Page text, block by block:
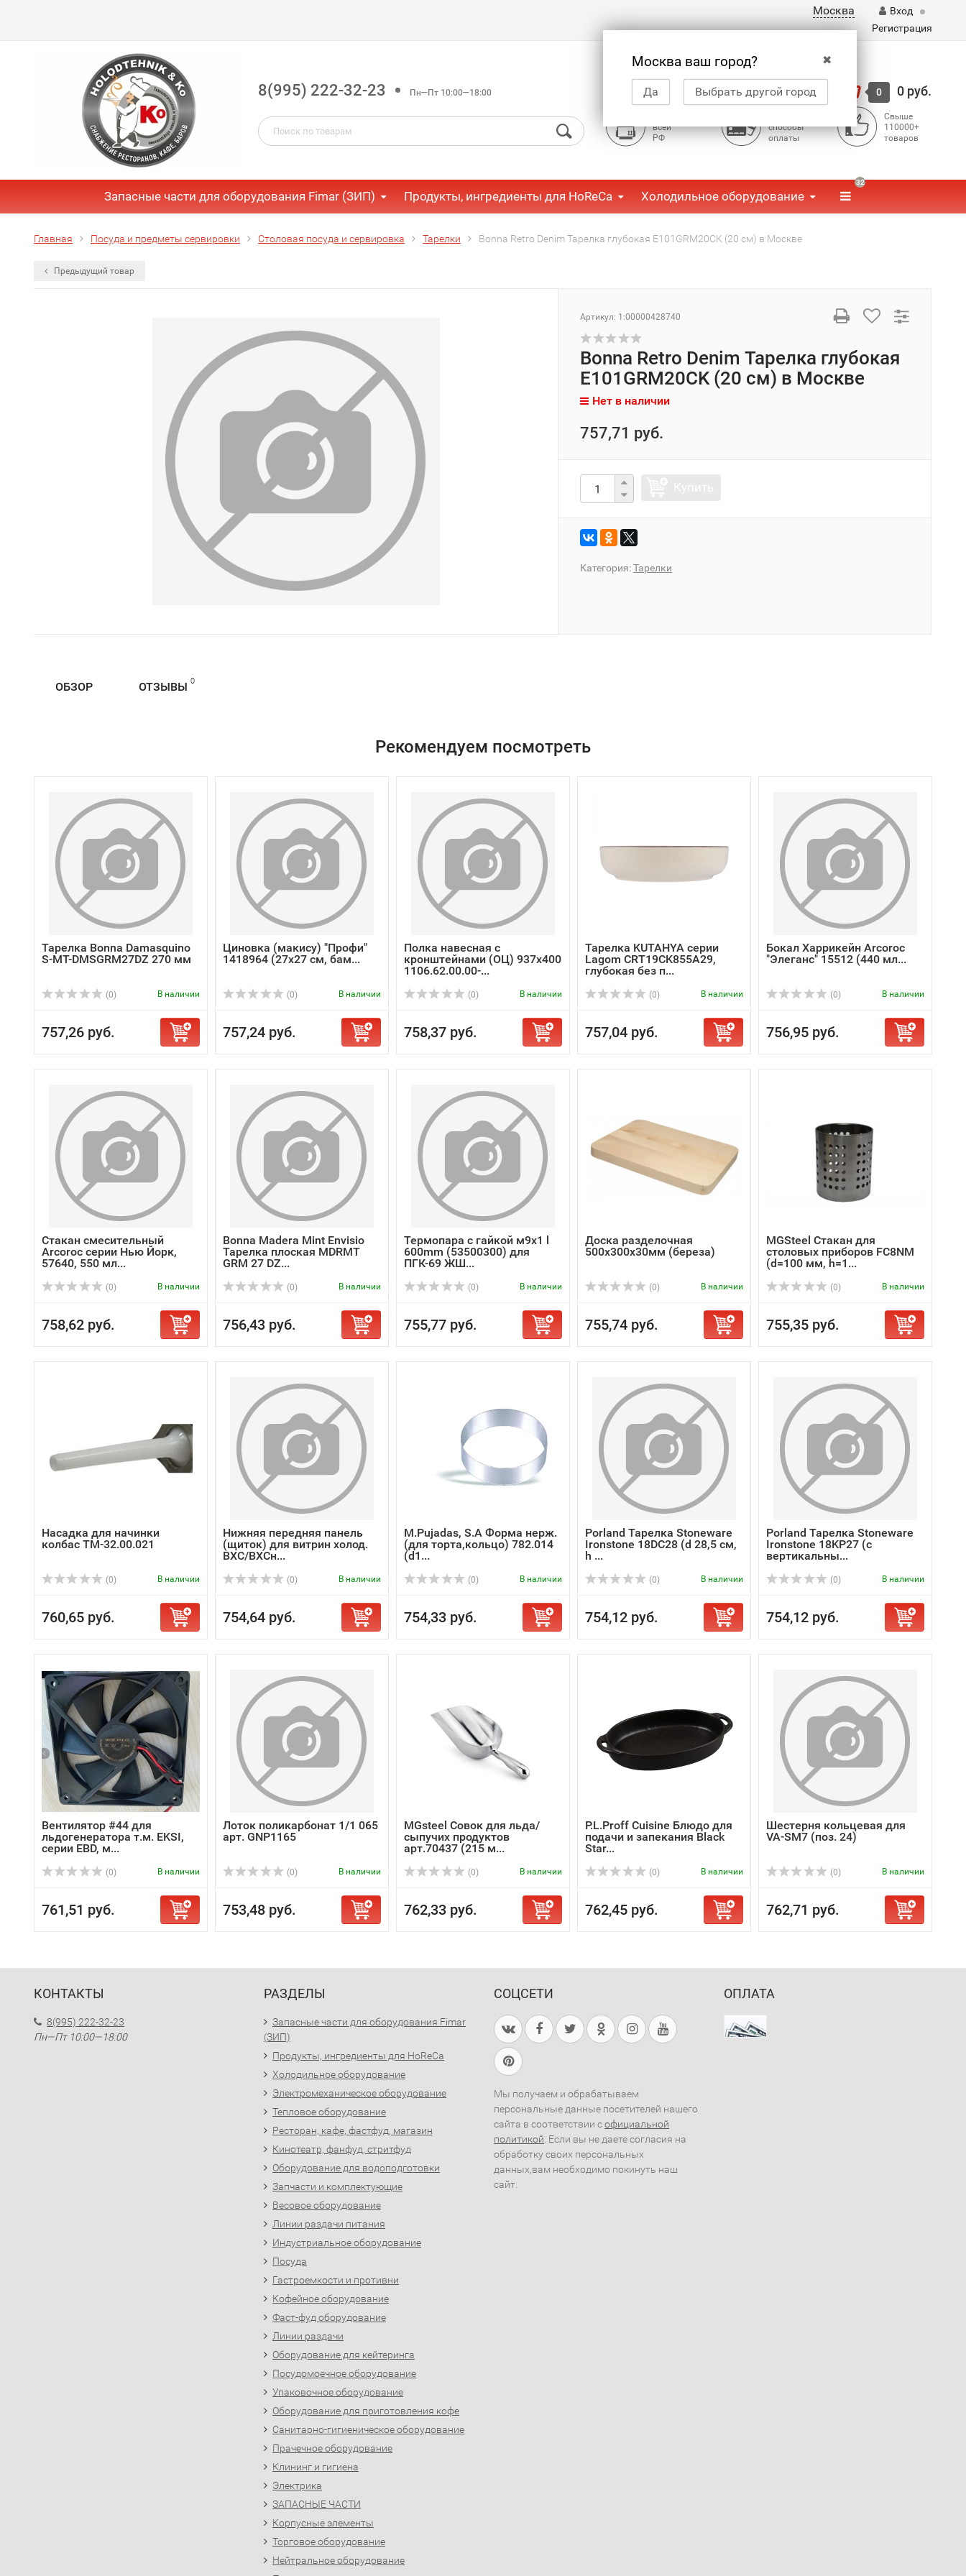
Москва
✖
Москва ваш город?
Да Выбрать другой город
Вход
Регистрация
8(995) 222-32-23 Пн—Пт 10:00—18:00 Корзина 0 0 руб.
всей
РФ
способы
оплаты
Свыше
110000+
товаров
Запасные части для оборудования Fimar (ЗИП) Продукты, ингредиенты для HoReCa Холодильное оборудование
32
Главная Посуда и предметы сервировки Столовая посуда и сервировка Тарелки Bonna Retro Denim Тарелка глубокая E101GRM20CK (20 см) в Москве
Предыдущий товар
Артикул: 1:00000428740
Bonna Retro Denim Тарелка глубокая
E101GRM20CK (20 см) в Москве
Нет в наличии
757,71 руб.
Категория:Тарелки
ОБЗОР ОТЗЫВЫ 0
Рекомендуем посмотреть
Тарелка Bonna Damasquino
S-MT-DMSGRM27DZ 270 мм
(0) В наличии
757,26 руб.
Циновка (макису) "Профи"
1418964 (27х27 см, бам...
(0) В наличии
757,24 руб.
Полка навесная с
кронштейнами (ОЦ) 937х400
1106.62.00.00-...
(0) В наличии
758,37 руб.
Тарелка KUTAHYA серии
Lagom CRT19CK855A29,
глубокая без п...
(0) В наличии
757,04 руб.
Бокал Харрикейн Arcoroc
"Элеганс" 15512 (440 мл...
(0) В наличии
756,95 руб.
Стакан смесительный
Arcoroc серии Нью Йорк,
57640, 550 мл...
(0) В наличии
758,62 руб.
Bonna Madera Mint Envisio
Тарелка плоская MDRMT
GRM 27 DZ...
(0) В наличии
756,43 руб.
Термопара с гайкой м9х1 l
600mm (53500300) для
ПГК-69 ЖШ...
(0) В наличии
755,77 руб.
Доска разделочная
500х300х30мм (береза)
(0) В наличии
755,74 руб.
MGSteel Стакан для
столовых приборов FC8NM
(d=100 мм, h=1...
(0) В наличии
755,35 руб.
Насадка для начинки
колбас ТМ-32.00.021
(0) В наличии
760,65 руб.
Нижняя передняя панель
(щиток) для витрин холод.
ВХС/ВХСн...
(0) В наличии
754,64 руб.
M.Pujadas, S.A Форма нерж.
(для торта,кольцо) 782.014
(d1...
(0) В наличии
754,33 руб.
Porland Тарелка Stoneware
Ironstone 18DC28 (d 28,5 см,
h ...
(0) В наличии
754,12 руб.
Porland Тарелка Stoneware
Ironstone 18KP27 (с
вертикальны...
(0) В наличии
754,12 руб.
Вентилятор #44 для
льдогенератора т.м. EKSI,
серии EBD, м...
(0) В наличии
761,51 руб.
Лоток поликарбонат 1/1 065
арт. GNP1165
(0) В наличии
753,48 руб.
MGsteel Совок для льда/
сыпучих продуктов
арт.70437 (215 м...
(0) В наличии
762,33 руб.
P.L.Proff Cuisine Блюдо для
подачи и запекания Black
Star...
(0) В наличии
762,45 руб.
Шестерня кольцевая для
VA-SM7 (поз. 24)
(0) В наличии
762,71 руб.
КОНТАКТЫ
8(995) 222-32-23
Пн—Пт 10:00—18:00
РАЗДЕЛЫ
Запасные части для оборудования Fimar
(ЗИП)
Продукты, ингредиенты для HoReCa
Холодильное оборудование
Электромеханическое оборудование
Тепловое оборудование
Ресторан, кафе, фастфуд, магазин
Кинотеатр, фанфуд, стритфуд
Оборудование для водоподготовки
Запчасти и комплектующие
Весовое оборудование
Линии раздачи питания
Индустриальное оборудование
Посуда
Гастроемкости и противни
Кофейное оборудование
Фаст-фуд оборудование
Линии раздачи
Оборудование для кейтеринга
Посудомоечное оборудование
Упаковочное оборудование
Оборудование для приготовления кофе
Санитарно-гигиеническое оборудование
Прачечное оборудование
Клининг и гигиена
Электрика
ЗАПАСНЫЕ ЧАСТИ
Корпусные элементы
Торговое оборудование
Нейтральное оборудование
СОЦСЕТИ
Мы получаем и обрабатываем
персональные данные посетителей нашего
сайта в соответствии софициальной
политикой . Если вы не даете согласия на
обработку своих персональных
данных,вам необходимо покинуть наш
сайт.
ОПЛАТА